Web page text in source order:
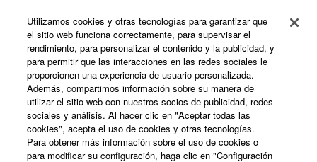
Acerca de Yamaha
España - Spanish
Empresa
Utilizamos cookies y otras tecnologías para garantizar que
el sitio web funciona correctamente, para supervisar el
rendimiento, para personalizar el contenido y la publicidad, y
para permitir que las interacciones en las redes sociales le
proporcionen una experiencia de usuario personalizada.
Además, compartimos información sobre su manera de
utilizar el sitio web con nuestros socios de publicidad, redes
sociales y análisis. Al hacer clic en "Aceptar todas las
cookies", acepta el uso de cookies y otras tecnologías.
Para obtener más información sobre el uso de cookies o
para modificar su configuración, haga clic en "Configuración